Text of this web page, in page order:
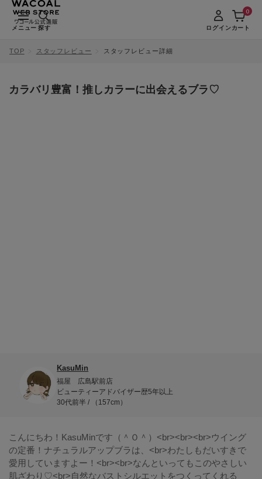
メニュー 探す ログインカート
0
TOP スタッフレビュー スタッフレビュー詳細
カラバリ豊富！推しカラーに出会えるブラ♡
KasuMin
福屋 広島駅前店
ビューティーアドバイザー歴5年以上
30代前半 / （157cm）
こんにちわ！KasuMinです（＾Ｏ＾）<br><br><br>ウイング
の定番！ナチュラルアップブラは、<br>わたしもだいすきで
愛用していますよー！<br><br>なんといってもこのやさしい
肌ざわり♡<br>自然なバストシルエットをつくってくれる